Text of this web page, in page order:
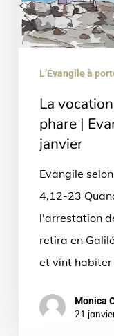
phare
janvier
L’Évangile à
La
phare |
janvier
Evangile
4,12-23
l'arrestation
retira en
et vint
Monica
21